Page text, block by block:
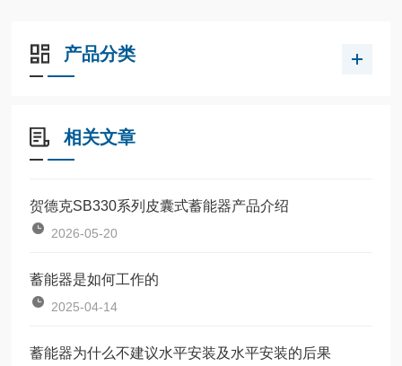
产品分类
相关文章
贺德克SB330系列皮囊式蓄能器产品介绍
2026-05-20
蓄能器是如何工作的
2025-04-14
蓄能器为什么不建议水平安装及水平安装的后果